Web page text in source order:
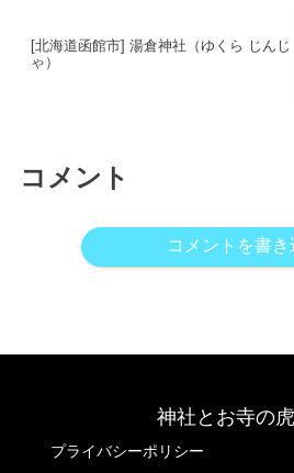
[北海道函館市] 湯倉神社（ゆくら じんじ
ゃ）
コメント
コメントを書き
神社とお寺の
プライバシーポリシー